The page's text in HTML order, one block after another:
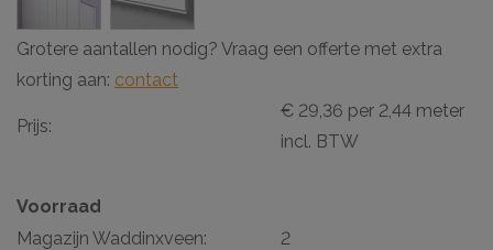
Grotere aantallen nodig? Vraag een offerte met extra
korting aan: contact
Prijs:
€ 29,36 per 2,44 meter
incl. BTW
Voorraad
Magazijn Waddinxveen:
2